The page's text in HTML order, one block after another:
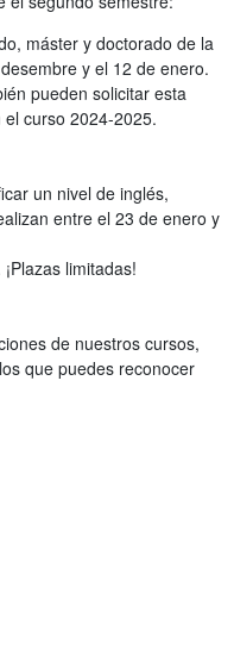
máster y doctorado de la
y el 12 de enero.
pueden solicitar esta
curso 2024-2025.
un nivel de inglés,
entre el 23 de enero y
limitadas!
de nuestros cursos,
que puedes reconocer